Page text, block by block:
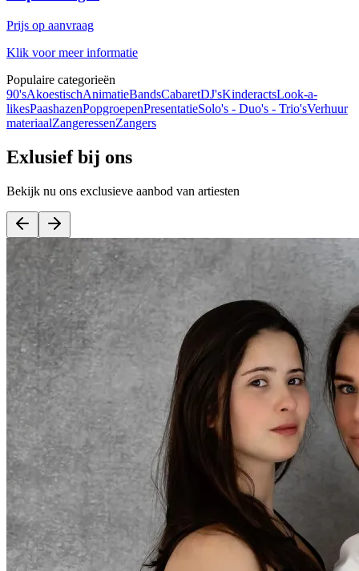
Prijs op aanvraag
Klik voor meer informatie
Populaire categorieën
90'sAkoestischAnimatieBandsCabaretDJ'sKinderactsLook-a-
likesPaashazenPopgroepenPresentatieSolo's - Duo's - Trio'sVerhuur
materiaalZangeressenZangers
Exlusief bij ons
Bekijk nu ons exclusieve aanbod van artiesten